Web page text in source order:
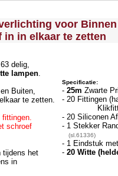
><!-- MakeFullWidth15 --><!-- MakeFullWidth16 --><!-- MakeFullWidth17 --><!-- MakeFullWidth18 --><!-- MakeFullWidth19 -->
voor
in in elkaar te zetten
delig,
lampen.
Buiten,
te zetten.
fittingen.
schroef
tijdens het
in
Specificatie:
- 25m Zwarte
- 20 Fittingen
- 20 Siliconen
- 1 Stekker
(sl.61336)
- 1 Eindstuk
- 20 Witte